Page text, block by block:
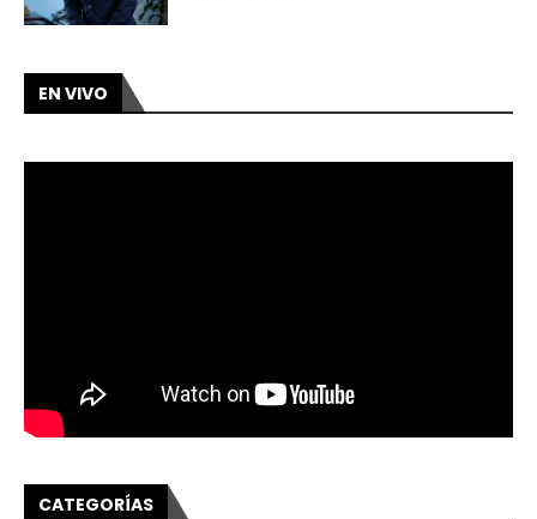
EN VIVO
CATEGORÍAS